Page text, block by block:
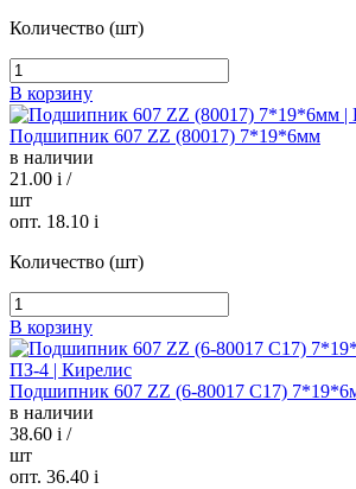
Количество (шт)
В корзину
Подшипник 607 ZZ (80017) 7*19*6мм
в наличии
21.00 i /
шт
опт. 18.10 i
Количество (шт)
В корзину
Подшипник 607 ZZ (6-80017 С17)
в наличии
38.60 i /
шт
опт. 36.40 i